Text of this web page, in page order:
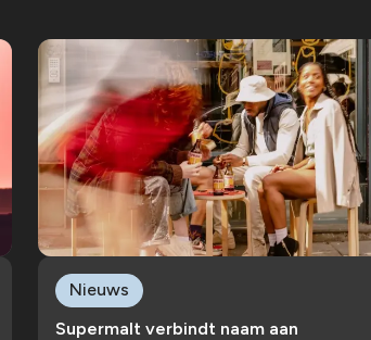
Supermalt verbindt naam aan
Nieuws